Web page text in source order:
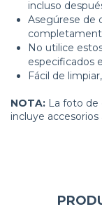
incluso
Asegúrese de
No utilice
especificados
Fácil de
NOTA: La foto de
incluye accesorios